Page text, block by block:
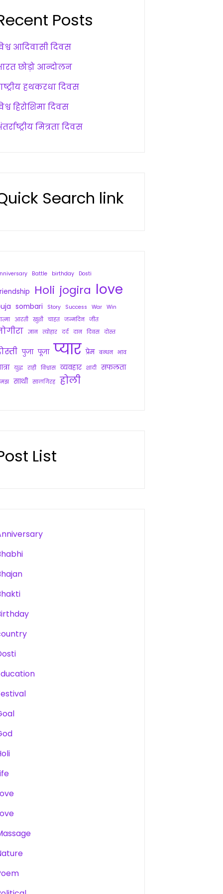
Posts
आदिवासी दिवस
छोड़ो आन्दोलन
हथकरधा दिवस
हिरोशिमा दिवस
मित्रता दिवस
Search link
Battle birthday Dosti
Holi jogira love
sombari Story Success War
Win
आरती खुशी चाहत जन्मदिन जीत
ज्ञान त्योहार दर्द दान दिवस दोस्त
पुजा पूजा प्यार प्रेम बन्धन भाव
युद्ध राही विश्वास व्यवहार शादी सफलता
साथी सालगिरह होली
List